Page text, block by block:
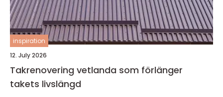
inspiration
12. July 2026
Takrenovering vetlanda som förlänger
takets livslängd